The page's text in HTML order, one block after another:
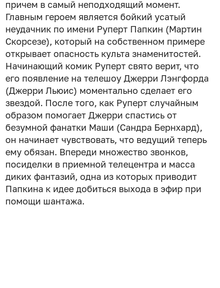
причем в самый неподходящий момент.
Главным героем является бойкий усатый
неудачник по имени Руперт Папкин (Мартин
Скорсезе), который на собственном примере
открывает опасность культа знаменитостей.
Начинающий комик Руперт свято верит, что
его появление на телешоу Джерри Лэнгфорда
(Джерри Льюис) моментально сделает его
звездой. После того, как Руперт случайным
образом помогает Джерри спастись от
безумной фанатки Маши (Сандра Бернхард),
он начинает чувствовать, что ведущий теперь
ему обязан. Впереди множество звонков,
посиделки в приемной телецентра и масса
диких фантазий, одна из которых приводит
Папкина к идее добиться выхода в эфир при
помощи шантажа.